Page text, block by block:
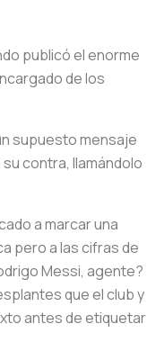
publicó el enorme
de los
supuesto mensaje
contra, llamándolo
a marcar una
pero a las cifras de
Messi, agente?
que el club y
antes de etiquetar